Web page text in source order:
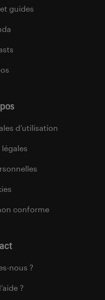
guides
d’utilisation
conforme
nous ?
?